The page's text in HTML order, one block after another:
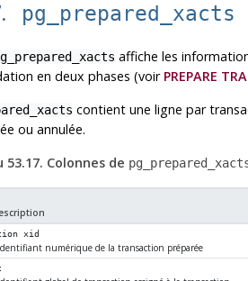
pg_prepared_xacts
affiche les
en deux phases (voir PREPARE
contient une ligne par
ou annulée.
53.17. Colonnes de
xid
numérique de la transaction préparée